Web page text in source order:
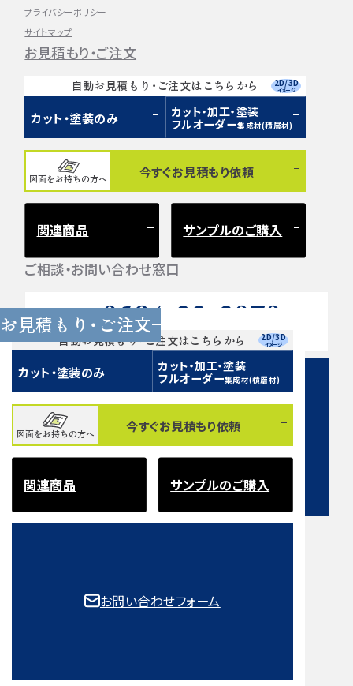
お見積もり・ご注文
自動お見積もり・ご注文はこちらから
カット・塗装のみ
カット・加工・塗装
フルオーダー集成材(積層材)
2D/3D
イメージ
図面をお持ちの方へ 今すぐお見積もり依頼
関連商品 サンプルのご購入
お問い合わせフォーム
プライバシーポリシー
サイトマップ
お見積もり・ご注文
自動お見積もり・ご注文はこちらから
カット・塗装のみ
カット・加工・塗装
フルオーダー集成材(積層材)
2D/3D
イメージ
図面をお持ちの方へ 今すぐお見積もり依頼
関連商品 サンプルのご購入
ご相談・お問い合わせ窓口
Tel. 0584-33-2070
営業時間 9:00〜17:00（土日祝 定休）
お問い合わせフォーム